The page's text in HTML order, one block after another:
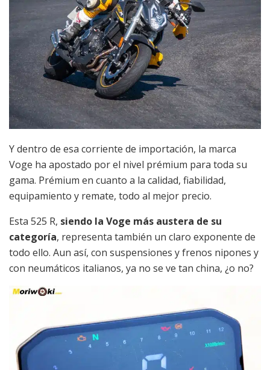
Y dentro de esa corriente de importación, la marca
Voge ha apostado por el nivel prémium para toda su
gama. Prémium en cuanto a la calidad, fiabilidad,
equipamiento y remate, todo al mejor precio.
Esta 525 R, siendo la Voge más austera de su
categoría, representa también un claro exponente de
todo ello. Aun así, con suspensiones y frenos nipones y
con neumáticos italianos, ya no se ve tan china, ¿o no?